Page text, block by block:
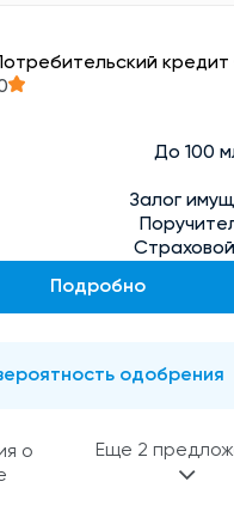
кредит
До 100
Залог
Подробно
одобрения
о
Еще 2